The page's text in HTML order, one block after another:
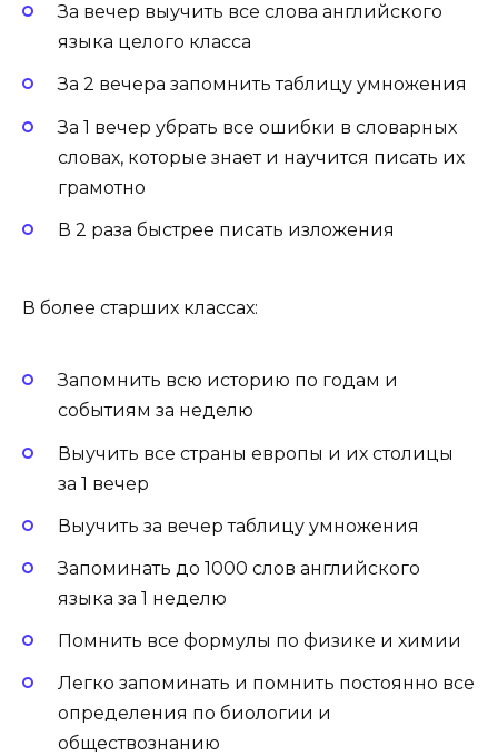
За вечер выучить все слова английского
языка целого класса
За 2 вечера запомнить таблицу умножения
За 1 вечер убрать все ошибки в словарных
словах, которые знает и научится писать их
грамотно
В 2 раза быстрее писать изложения
В более старших классах:
Запомнить всю историю по годам и
событиям за неделю
Выучить все страны европы и их столицы
за 1 вечер
Выучить за вечер таблицу умножения
Запоминать до 1000 слов английского
языка за 1 неделю
Помнить все формулы по физике и химии
Легко запоминать и помнить постоянно все
определения по биологии и
обществознанию